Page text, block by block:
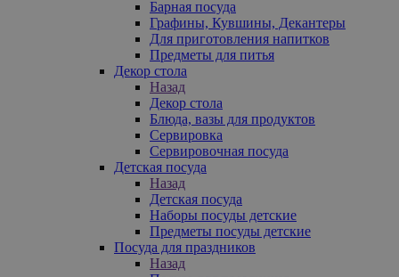
Барная посуда
Графины, Кувшины, Декантеры
Для приготовления напитков
Предметы для питья
Декор стола
Назад
Декор стола
Блюда, вазы для продуктов
Сервировка
Сервировочная посуда
Детская посуда
Назад
Детская посуда
Наборы посуды детские
Предметы посуды детские
Посуда для праздников
Назад